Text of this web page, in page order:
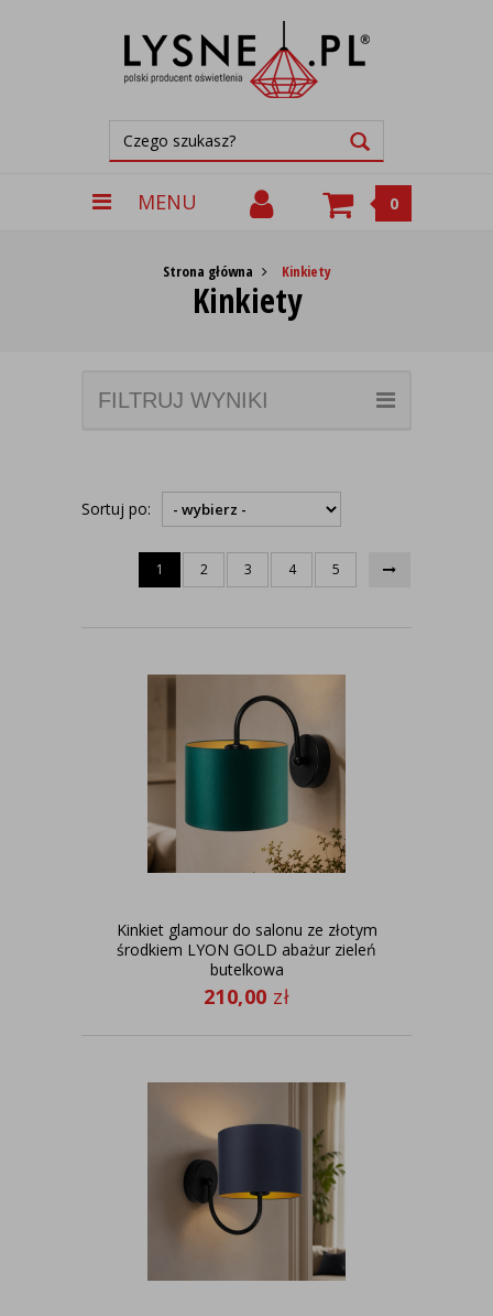
MENU 0
Strona główna Kinkiety
Kinkiety
FILTRUJ WYNIKI
Sortuj po:
1 2 3 4 5
Kinkiet glamour do salonu ze złotym
środkiem LYON GOLD abażur zieleń
butelkowa
210,00 zł